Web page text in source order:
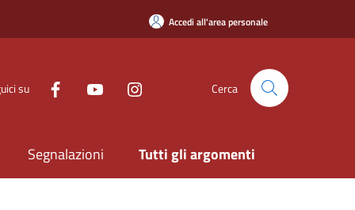
Accedi all'area personale
su Cerca
Segnalazioni Tutti gli argomenti